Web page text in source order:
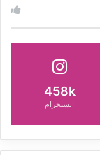
458k
انستجرام